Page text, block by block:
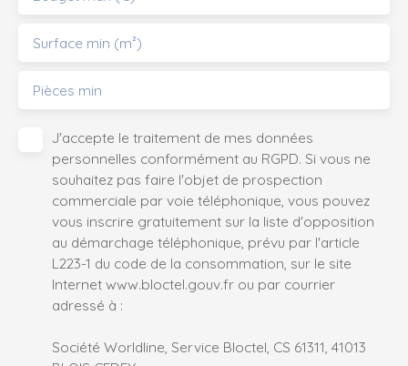
Surface min (m²)
Pièces min
J'accepte le traitement de mes données
personnelles conformément au RGPD. Si vous ne
souhaitez pas faire l'objet de prospection
commerciale par voie téléphonique, vous pouvez
vous inscrire gratuitement sur la liste d'opposition
au démarchage téléphonique, prévu par l'article
L223-1 du code de la consommation, sur le site
Internet www.bloctel.gouv.fr ou par courrier
adressé à :
Société Worldline, Service Bloctel, CS 61311, 41013